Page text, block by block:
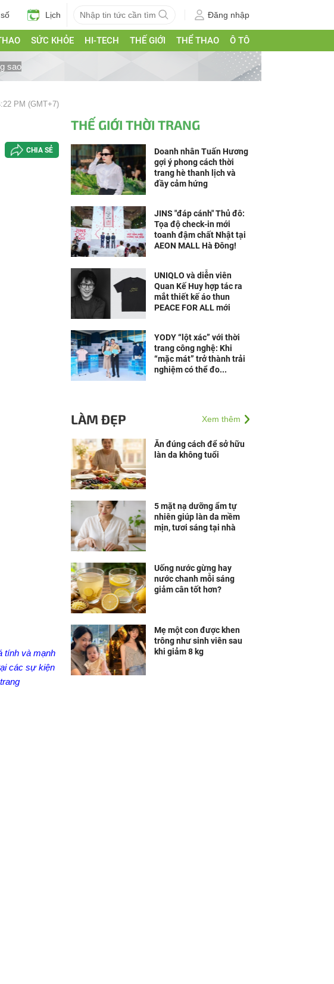
Lịch Đăng nhập
SỨC KHỎE HI-TECH THẾ GIỚI THỂ THAO Ô TÔ
sao
PM (GMT+7)
CHIA SẺ
tính và mạnh
các sự kiện
THẾ GIỚI THỜI TRANG
Doanh nhân Tuấn Hương
gợi ý phong cách thời
trang hè thanh lịch và
đầy cảm hứng
JINS "đáp cánh" Thủ đô:
Tọa độ check-in mới
toanh đậm chất Nhật tại
AEON MALL Hà Đông!
UNIQLO và diễn viên
Quan Kế Huy hợp tác ra
mắt thiết kế áo thun
PEACE FOR ALL mới
YODY “lột xác” với thời
trang công nghệ: Khi
“mặc mát” trở thành trải
nghiệm có thể đo...
LÀM ĐẸP Xem thêm
Ăn đúng cách để sở hữu
làn da không tuổi
5 mặt nạ dưỡng ẩm tự
nhiên giúp làn da mềm
mịn, tươi sáng tại nhà
Uống nước gừng hay
nước chanh mỗi sáng
giảm cân tốt hơn?
Mẹ một con được khen
trông như sinh viên sau
khi giảm 8 kg